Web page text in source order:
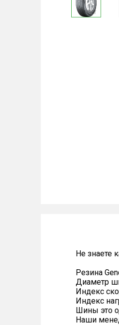
Не знаете
Резина
Диаметр
Индекс
Индекс
Шины это
Наши